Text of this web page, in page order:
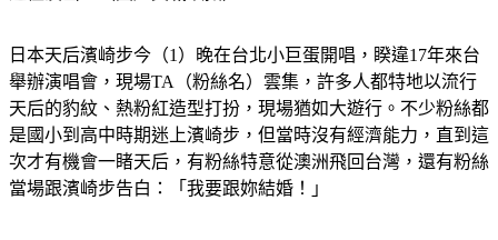
舉辦演唱會，現場TA（粉絲名）雲集，許多人都特地以流行
天后的豹紋、熱粉紅造型打扮，現場猶如大遊行。不少粉絲都
是國小到高中時期迷上濱崎步，但當時沒有經濟能力，直到這
次才有機會一睹天后，有粉絲特意從澳洲飛回台灣，還有粉絲
當場跟濱崎步告白：「我要跟妳結婚！」